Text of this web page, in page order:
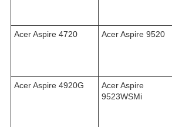
Acer Aspire 4720
Acer Aspire 9520
Acer Aspire 4920G
Acer Aspire
9523WSMi